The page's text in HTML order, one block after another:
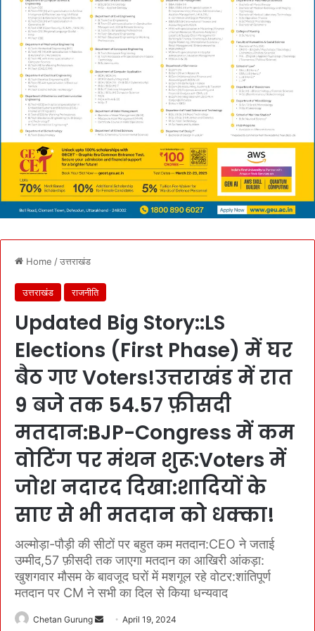
Home /उत्तराखंड
उत्तराखंड राजनीति
Updated Big Story::LS
Elections (First Phase) में घर
बैठ गए Voters!उत्तराखंड में रात
9 बजे तक 54.57 फ़ीसदी
मतदान:BJP-Congress में कम
वोटिंग पर मंथन शुरू:Voters में
जोश नदारद दिखा:शादियों के
साए से भी मतदान को धक्का!
अल्मोड़ा-पौड़ी की सीटों पर बहुत कम मतदान:CEO ने जताई
उम्मीद,57 फ़ीसदी तक जाएगा मतदान का आखिरी आंकड़ा:
खुशगवार मौसम के बावजूद घरों में मशगूल रहे वोटर:शांतिपूर्ण
मतदान पर CM ने सभी का दिल से किया धन्यवाद
Chetan Gurung April 19, 2024